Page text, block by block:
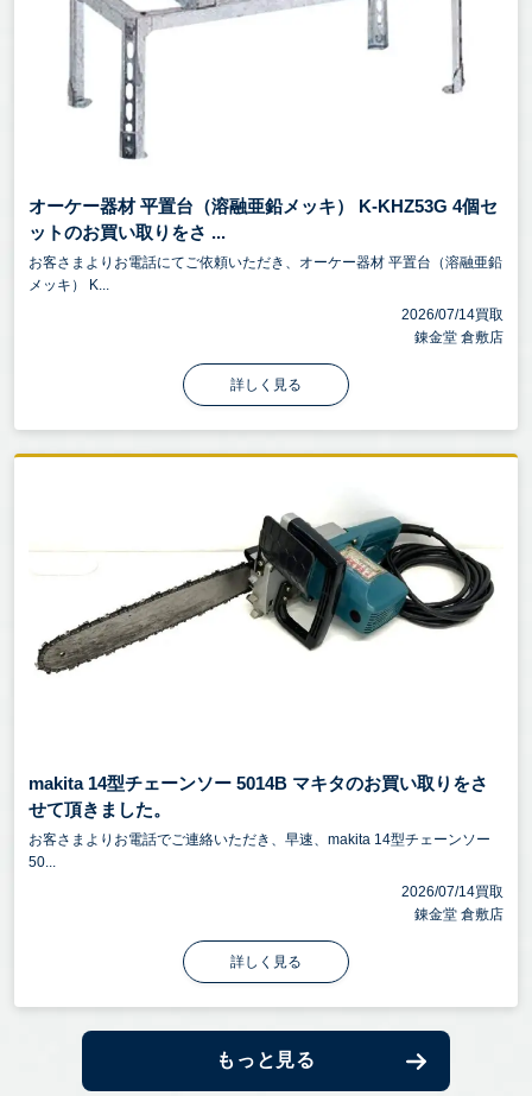
オーケー器材 平置台（溶融亜鉛メッキ） K-KHZ53G 4個セ
ットのお買い取りをさ ...
お客さまよりお電話にてご依頼いただき、オーケー器材 平置台（溶融亜鉛
メッキ） K...
2026/07/14買取
錬金堂 倉敷店
詳しく見る
makita 14型チェーンソー 5014B マキタのお買い取りをさ
せて頂きました。
お客さまよりお電話でご連絡いただき、早速、makita 14型チェーンソー
50...
2026/07/14買取
錬金堂 倉敷店
詳しく見る
もっと見る